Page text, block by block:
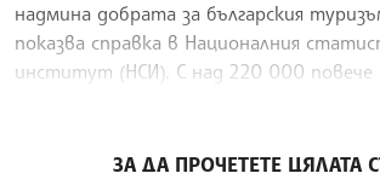
надмина добрата за българския
показва справка в Националния
институт (НСИ). С над 220 000 повече
ЗА ДА ПРОЧЕТЕТЕ ЦЯЛАТА